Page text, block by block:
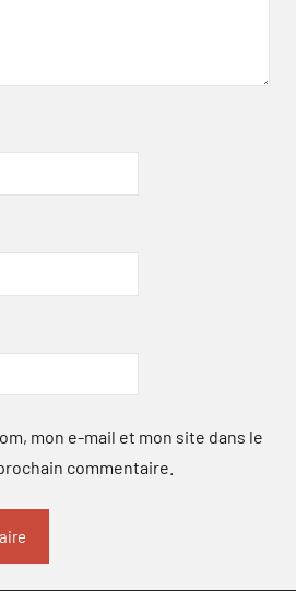
mon e-mail et mon site dans le
commentaire.